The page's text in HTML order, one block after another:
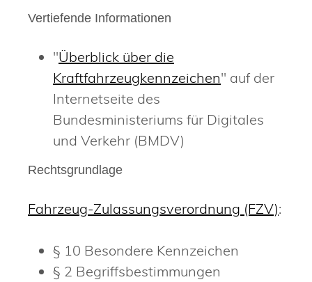
Vertiefende Informationen
"Überblick über die
Kraftfahrzeugkennzeichen" auf der
Internetseite des
Bundesministeriums für Digitales
und Verkehr (BMDV)
Rechtsgrundlage
Fahrzeug-Zulassungsverordnung (FZV):
§ 10 Besondere Kennzeichen
§ 2 Begriffsbestimmungen